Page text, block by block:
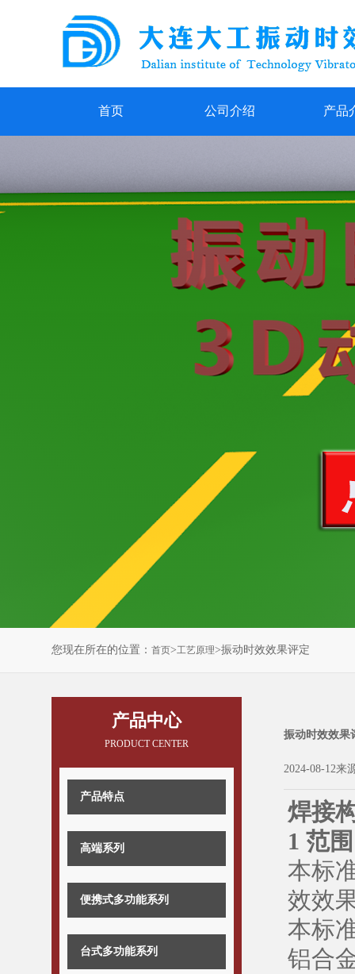
首页 公司介绍 产品
您现在所在的位置： 首页>工艺原理>振动时效效果评定
产品中心
PRODUCT CENTER
产品特点
高端系列
便携式多功能系列
台式多功能系列
振动时效效果
2024-08-12来
焊接
1 范围
本标
效效
本标
铝合